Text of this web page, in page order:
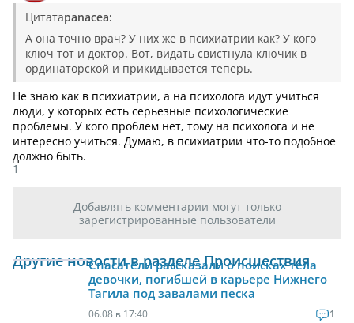
Цитатаpanacea:
А она точно врач? У них же в психиатрии как? У кого
ключ тот и доктор. Вот, видать свистнула ключик в
ординаторской и прикидывается теперь.
Не знаю как в психиатрии, а на психолога идут учиться
люди, у которых есть серьезные психологические
проблемы. У кого проблем нет, тому на психолога и не
интересно учиться. Думаю, в психиатрии что-то подобное
должно быть.
1
Добавлять комментарии могут только
зарегистрированные пользователи
Другие новости в разделе Происшествия
Спасатели рассказали о поисках тела
девочки, погибшей в карьере Нижнего
Тагила под завалами песка
06.08 в 17:40 1